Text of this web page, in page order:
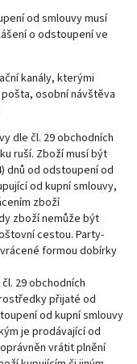
od smlouvy musí
o odstoupení ve
kanály, kterými
osobní návštěva
dle čl. 29 obchodních
ruší. Zboží musí být
dnů od odstoupení od
od kupní smlouvy,
zboží
zboží nemůže být
cestou. Party-
formou dobírky
29 obchodních
přijaté od
od kupní smlouvy
je prodávající od
vrátit plnění